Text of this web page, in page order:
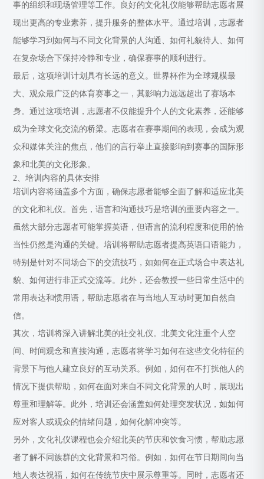
事的组织和现场管理等工作。良好的文化礼仪能够帮助志愿者展
现出更高的专业素养，提升服务的整体水平。通过培训，志愿者
能够学习到如何与不同文化背景的人沟通、如何礼貌待人、如何
在复杂场合下保持冷静和专业，确保赛事的顺利进行。
最后，这项培训计划具有长远的意义。世界杯作为全球规模最
大、观众最广泛的体育赛事之一，其影响力远远超出了赛场本
身。通过这项培训，志愿者不仅能提升个人的文化素养，还能够
成为全球文化交流的桥梁。志愿者在赛事期间的表现，会成为观
众和媒体关注的焦点，他们的言行举止直接影响到赛事的国际形
象和北美的文化形象。
2、培训内容的具体安排
培训内容将涵盖多个方面，确保志愿者能够全面了解和适应北美
的文化和礼仪。首先，语言和沟通技巧是培训的重要内容之一。
虽然大部分志愿者可能掌握英语，但语言的流利程度和使用的恰
当性仍然是沟通的关键。培训将帮助志愿者提高英语口语能力，
特别是针对不同场合下的交流技巧，如如何在正式场合中表达礼
貌、如何进行非正式交流等。此外，还会教授一些日常生活中的
常用表达和惯用语，帮助志愿者在与当地人互动时更加自然自
信。
其次，培训将深入讲解北美的社交礼仪。北美文化注重个人空
间、时间观念和直接沟通，志愿者将学习如何在这些文化特征的
背景下与他人建立良好的互动关系。例如，如何在不打扰他人的
情况下提供帮助，如何在面对来自不同文化背景的人时，展现出
尊重和理解等。此外，培训还会涵盖如何处理突发状况，如如何
应对客人或观众的情绪问题，如何化解冲突等。
另外，文化礼仪课程也会介绍北美的节庆和饮食习惯，帮助志愿
者了解不同族群的文化背景和习俗。例如，如何在节日期间向当
地人表达祝福，如何在传统节庆中展示尊重等。同时，志愿者还